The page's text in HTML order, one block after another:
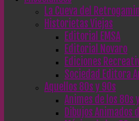
La Cueva del
Historietas Viejas
Editorial EMSA
Editorial Novaro
Ediciones
Sociedad Editora
Aquellos 80s y 90s
Animes de los 80s
Dibujos Animados